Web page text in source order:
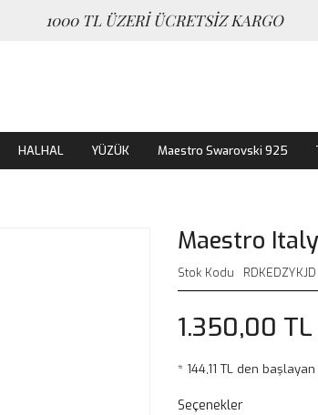
1000 TL ÜZERİ ÜCRETSİZ KARGO
HALHAL YÜZÜK Maestro Swarovski 925
Maestro
Stok Kodu RDKEDZYKJD
1.350,00 TL
* 144,11 TL den
Seçenekler